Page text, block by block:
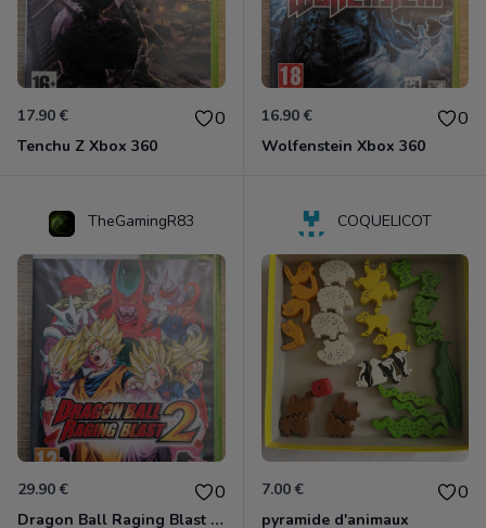
17.90 € 0
Tenchu Z Xbox 360
16.90 € 0
Wolfenstein Xbox 360
TheGamingR83
29.90 € 0
Dragon Ball Raging Blast 2 Xbox 360
COQUELICOT
7.00 € 0
pyramide d'animaux